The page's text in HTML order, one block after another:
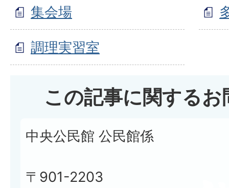
集会場
調理実習室
この記事に関する
中央公民館 公民館係
〒901-2203